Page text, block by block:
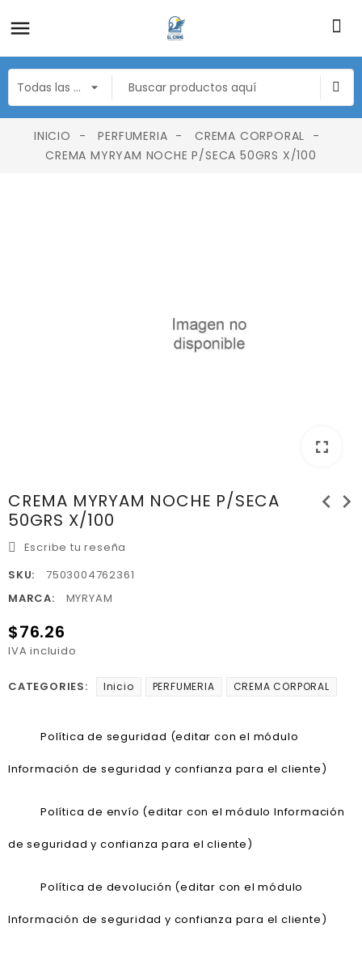
INICIO PERFUMERIA
CREMA CORPORAL
CREMA MYRYAM NOCHE P/SECA 50GRS X/100
fullscreen
CREMA MYRYAM NOCHE P/SECA
50GRS X/100
chevron_left chevron_right
Escribe tu reseña
SKU:
7503004762361
MARCA:
MYRYAM
$76.26
IVA incluido
CATEGORIES: Inicio PERFUMERIA CREMA CORPORAL
Política de seguridad (editar con el módulo
Información de seguridad y confianza para el cliente)
Política de envío (editar con el módulo Información
de seguridad y confianza para el cliente)
Política de devolución (editar con el módulo
Información de seguridad y confianza para el cliente)